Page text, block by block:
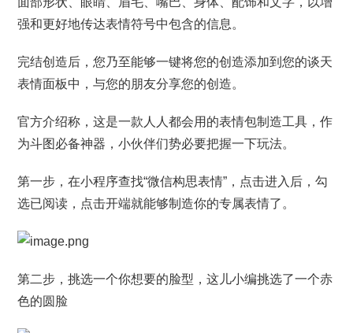
强和更好地传达表情符号中包含的信息。
完结创造后，您乃至能够一键将您的创造添加到您的谈天
表情面板中，与您的朋友分享您的创造。
官方介绍称，这是一款人人都会用的表情包制造工具，作
为斗图必备神器，小伙伴们势必要把握一下玩法。
第一步，在小程序查找“微信构思表情”，点击进入后，勾
选已阅读，点击开端就能够制造你的专属表情了。
第二步，挑选一个你想要的脸型，这儿小编挑选了一个赤
色的圆脸